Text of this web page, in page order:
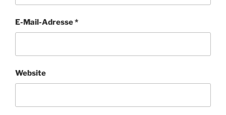
E-Mail-Adresse*
Website